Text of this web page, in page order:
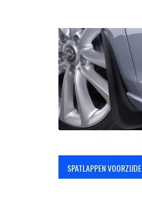
SPATLAPPEN VOORZIJDE